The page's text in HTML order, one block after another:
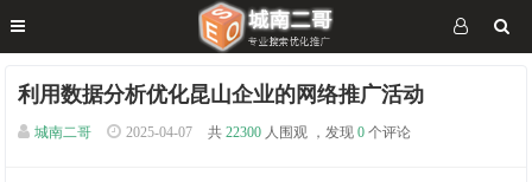
利用数据分析优化昆山企业的网络推广活动
城南二哥 2025-04-07 共 22300 人围观 ，发现 0 个评论